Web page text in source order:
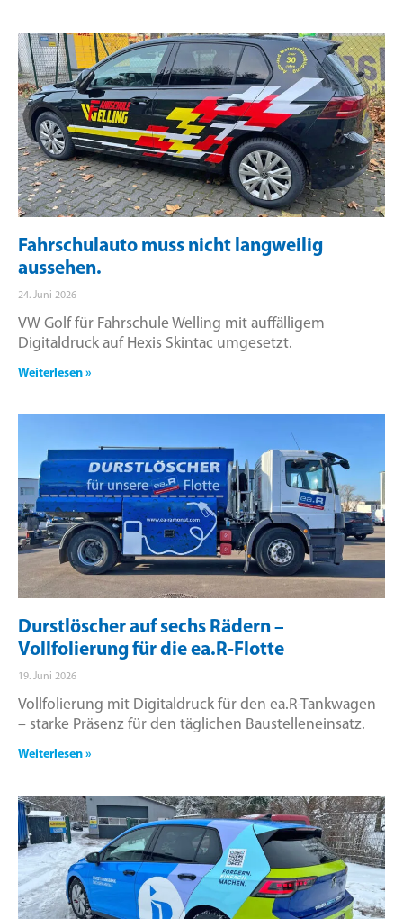
Fahrschulauto muss nicht langweilig
aussehen.
24. Juni 2026
VW Golf für Fahrschule Welling mit auffälligem
Digitaldruck auf Hexis Skintac umgesetzt.
Weiterlesen »
Durstlöscher auf sechs Rädern –
Vollfolierung für die ea.R-Flotte
19. Juni 2026
Vollfolierung mit Digitaldruck für den ea.R-Tankwagen
– starke Präsenz für den täglichen Baustelleneinsatz.
Weiterlesen »